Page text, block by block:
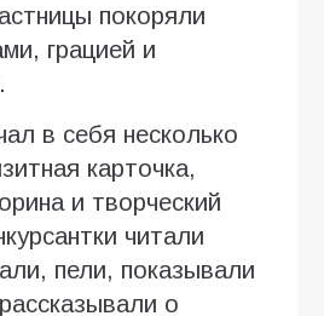
покоряли
грацией и
в себя несколько
карточка,
и творческий
читали
пели, показывали
о